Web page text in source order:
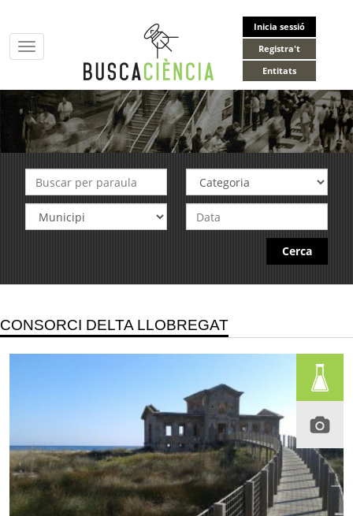
Inicia sessió
Registra't
Entitats
Toggle
navigation
Cerca
CONSORCI DELTA LLOBREGAT